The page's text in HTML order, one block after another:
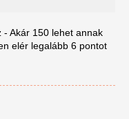
Akár 150 lehet annak
elér legalább 6 pontot